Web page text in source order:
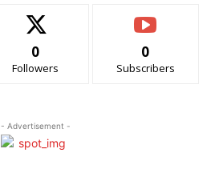
0
Followers
0
Subscribers
- Advertisement -